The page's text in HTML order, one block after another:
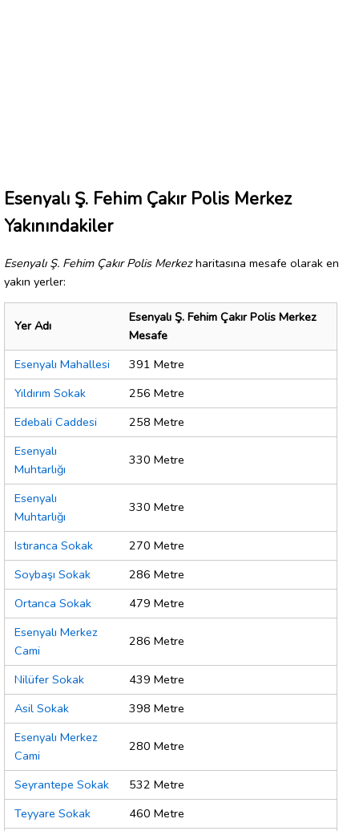
Esenyalı Ş. Fehim Çakır Polis Merkez
Yakınındakiler
Esenyalı Ş. Fehim Çakır Polis Merkezharitasına mesafe olarak en
yakın yerler:
Yer Adı
Esenyalı Ş. Fehim Çakır Polis Merkez
Mesafe
Esenyalı Mahallesi
391 Metre
Yıldırım Sokak
256 Metre
Edebali Caddesi
258 Metre
Esenyalı
Muhtarlığı
330 Metre
Esenyalı
Muhtarlığı
330 Metre
Istıranca Sokak
270 Metre
Soybaşı Sokak
286 Metre
Ortanca Sokak
479 Metre
Esenyalı Merkez
Cami
286 Metre
Nilüfer Sokak
439 Metre
Asil Sokak
398 Metre
Esenyalı Merkez
Cami
280 Metre
Seyrantepe Sokak
532 Metre
Teyyare Sokak
460 Metre